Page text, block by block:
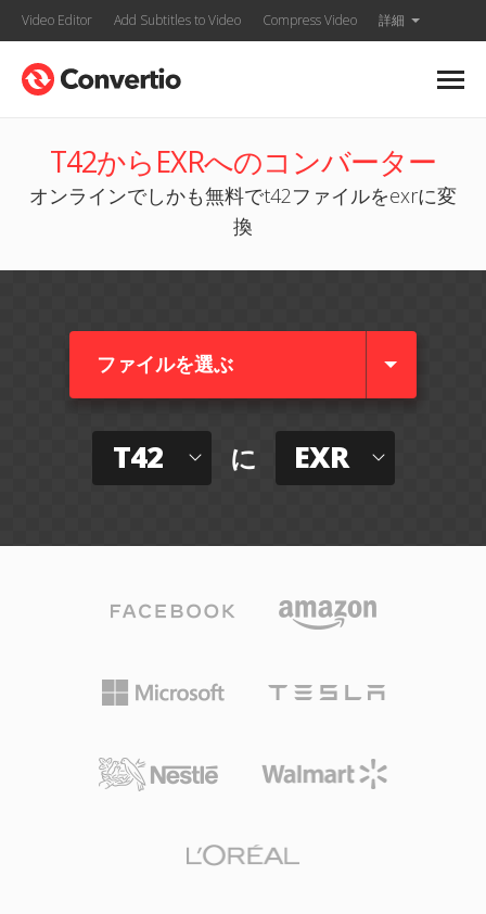
Video Editor Add Subtitles to Video Compress Video 詳細
T42からEXRへのコンバーター
オンラインでしかも無料でt42ファイルをexrに変
換
ファイルを選ぶ
T42 に EXR